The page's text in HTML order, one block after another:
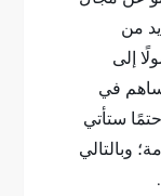
من
إلى
في
ستأتي
وبالتالي